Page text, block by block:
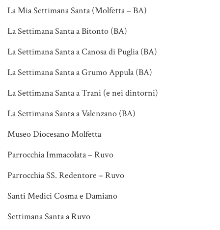
La Mia Settimana Santa (Molfetta – BA)
La Settimana Santa a Bitonto (BA)
La Settimana Santa a Canosa di Puglia (BA)
La Settimana Santa a Grumo Appula (BA)
La Settimana Santa a Trani (e nei dintorni)
La Settimana Santa a Valenzano (BA)
Museo Diocesano Molfetta
Parrocchia Immacolata – Ruvo
Parrocchia SS. Redentore – Ruvo
Santi Medici Cosma e Damiano
Settimana Santa a Ruvo